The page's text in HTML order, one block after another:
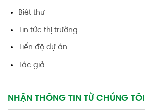
Biệt thự
Tin tức thị trường
Tiến độ dự án
Tác giả
NHẬN THÔNG TIN TỪ CHÚNG TÔI